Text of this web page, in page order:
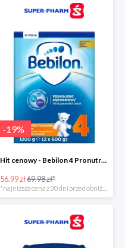
-19%
Hit cenowy - Bebilon 4 Pronutra-Advance
56.99 zł69.98 zł*